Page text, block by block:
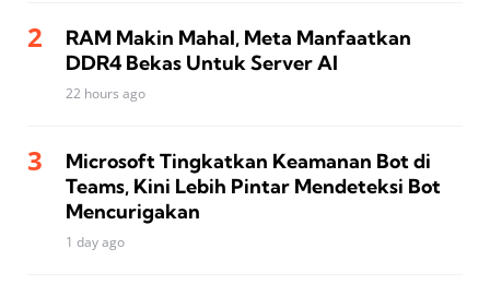
RAM Makin Mahal, Meta Manfaatkan
DDR4 Bekas Untuk Server AI
22 hours ago
Microsoft Tingkatkan Keamanan Bot di
Teams, Kini Lebih Pintar Mendeteksi Bot
Mencurigakan
1 day ago